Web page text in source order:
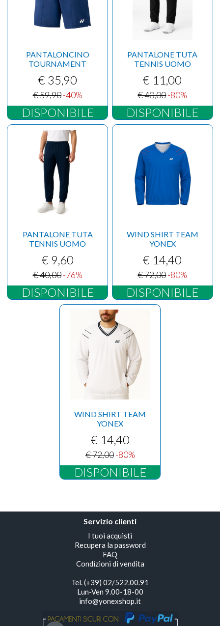
PANTALONCINO
TOURNAMENT
€ 35,90
€ 59,90 -40%
DISPONIBILE
PANTALONE TUTA
TENNIS UOMO
€ 11,00
€ 40,00-80%
DISPONIBILE
PANTALONE TUTA
TENNIS UOMO
€ 9,60
€ 40,00 -76%
DISPONIBILE
WIND SHIRT TEAM
YONEX
€ 14,40
€ 72,00-80%
DISPONIBILE
WIND SHIRT TEAM
YONEX
€ 14,40
€ 72,00 -80%
DISPONIBILE
Servizio clienti
I tuoi acquisti
Recupera la password
FAQ
Condizioni di vendita
Tel. (+39) 02/522.00.91
Lun-Ven 9.00-18-00
info@yonexshop.it